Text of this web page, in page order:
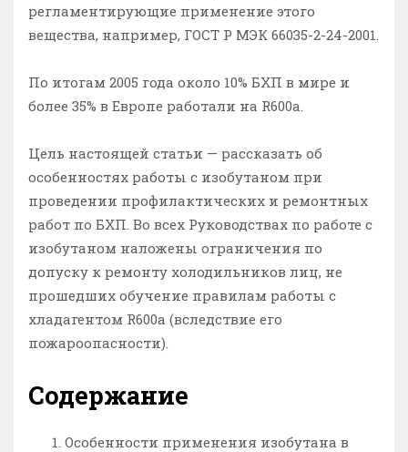
регламентирующие применение этого
вещества, например, ГОСТ Р МЭК 66035-2-24-2001.
По итогам 2005 года около 10% БХП в мире и
более 35% в Европе работали на R600a.
Цель настоящей статьи — рассказать об
особенностях работы с изобутаном при
проведении профилактических и ремонтных
работ по БХП. Во всех Руководствах по работе с
изобутаном наложены ограничения по
допуску к ремонту холодильников лиц, не
прошедших обучение правилам работы с
хладагентом R600a (вследствие его
пожароопасности).
Содержание
Особенности применения изобутана в